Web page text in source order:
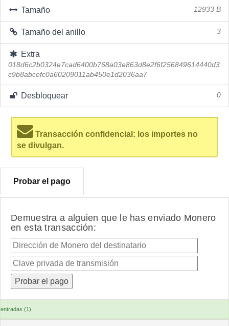
Tamaño 12933 B
Tamaño del anillo 3
Extra
018d6c2b0324e7cad6400b768a03e863d8e2f6f256849614440d3
c9b8abcefc0a60209011ab450e1d2036aa7
Desbloquear 0
Transacción confidencial: los importes no
se divulgan.
Probar el pago
Demuestra a alguien que le has enviado Monero
en esta transacción:
entradas (1)